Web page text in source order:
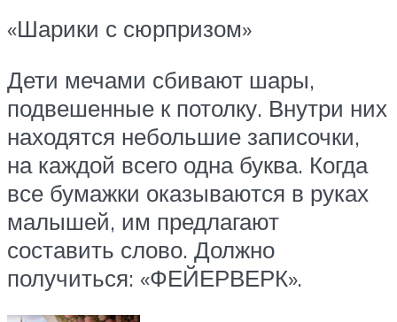
«Шарики с сюрпризом»
Дети мечами сбивают шары,
подвешенные к потолку. Внутри них
находятся небольшие записочки,
на каждой всего одна буква. Когда
все бумажки оказываются в руках
малышей, им предлагают
составить слово. Должно
получиться: «ФЕЙЕРВЕРК».